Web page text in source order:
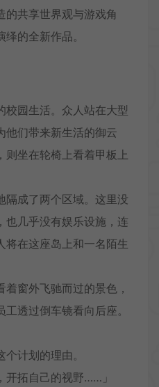
的共享世界观与游戏角
的全新作品。
校园生活。众人站在大型
他们带来新生活的御云
则坐在轮椅上看着甲板上
隔成了两个区域。这里没
也几乎没有娱乐设施，连
将在这座岛上和一名陌生
窗外飞驰而过的景色，
透过倒车镜看向后座。
计划的理由。
开拓自己的视野……」